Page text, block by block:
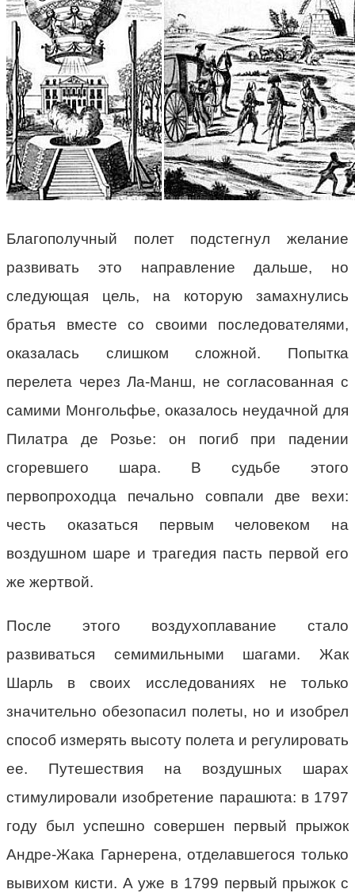
Благополучный полет подстегнул желание
развивать это направление дальше, но
следующая цель, на которую замахнулись
братья вместе со своими последователями,
оказалась слишком сложной. Попытка
перелета через Ла-Манш, не согласованная с
самими Монгольфье, оказалось неудачной для
Пилатра де Розье: он погиб при падении
сгоревшего шара. В судьбе этого
первопроходца печально совпали две вехи:
честь оказаться первым человеком на
воздушном шаре и трагедия пасть первой его
же жертвой.
После этого воздухоплавание стало
развиваться семимильными шагами. Жак
Шарль в своих исследованиях не только
значительно обезопасил полеты, но и изобрел
способ измерять высоту полета и регулировать
ее. Путешествия на воздушных шарах
стимулировали изобретение парашюта: в 1797
году был успешно совершен первый прыжок
Андре-Жака Гарнерена, отделавшегося только
вывихом кисти. А уже в 1799 первый прыжок с